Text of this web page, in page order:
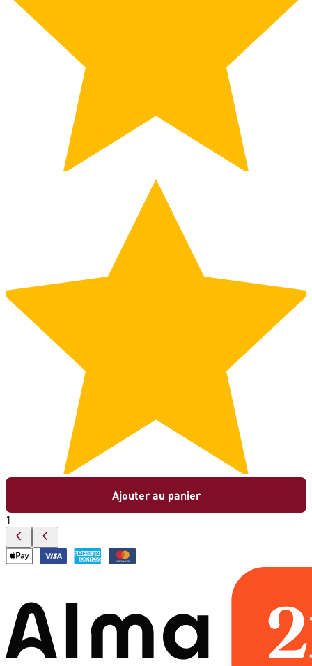
Ajouter au panier
1